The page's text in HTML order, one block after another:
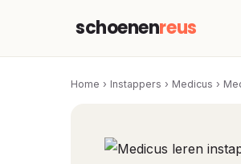
schoenenreus
Home › Instappers › Medicus ›